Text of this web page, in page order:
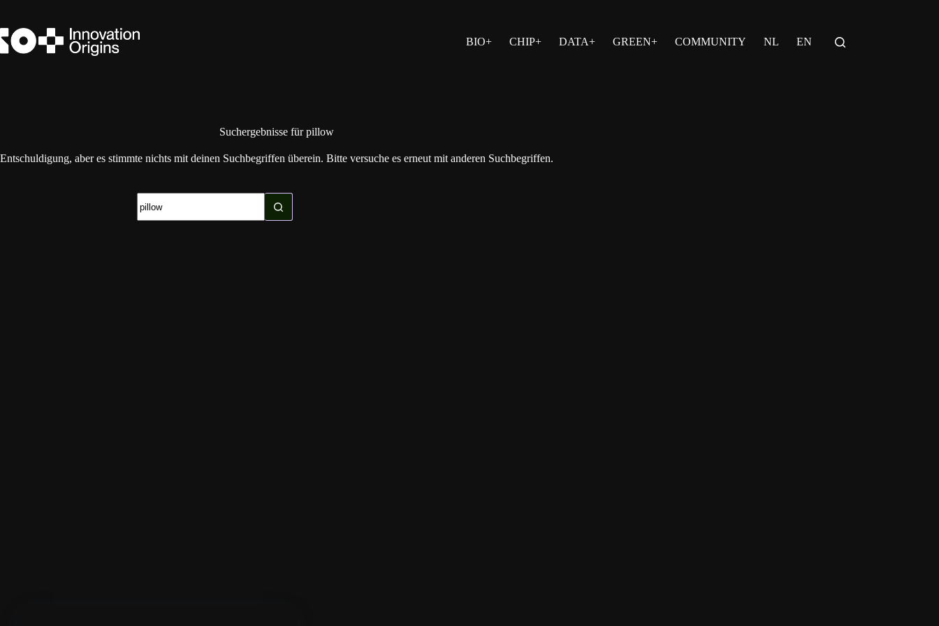
springen
BIO+
CHIP+ DATA+ GREEN+ COMMUNITY NL EN
Suchergebnisse für pillow
Entschuldigung, aber es stimmte nichts mit deinen Suchbegriffen überein. Bitte versuche es erneut mit anderen Suchbegriffen.
Ergebnisse